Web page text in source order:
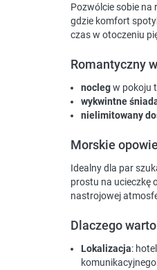
Pozwólcie sobie na
gdzie komfort
czas w otoczeniu
Romantyczny
noclegw pokoju
wykwintne
nielimitowany
Morskie
Idealny dla par
prostu na ucieczkę
nastrojowej
Dlaczego
Lokalizacja: